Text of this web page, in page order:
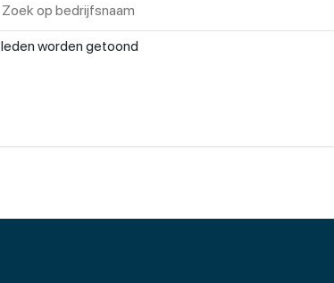
leden worden getoond